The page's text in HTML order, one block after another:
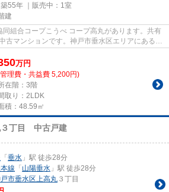
55年 ｜販売中： 1室
建
組合コープこうべ コープ高丸があります。共有
古マンションです。神戸市垂水区エリアにある山
万円
理費・共益費 5,200円)
在階：3階
取り：2LDK
積：48.59㎡
３丁目 中古戸建
「 垂水 」駅 徒歩28分
線 「 山陽垂水 」駅 徒歩28分
市垂水区上高丸 ３丁目